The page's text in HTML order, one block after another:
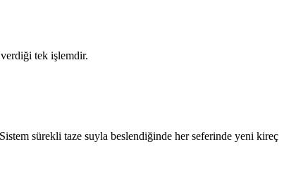
verdiği tek işlemdir.
sürekli taze suyla beslendiğinde her seferinde yeni kireç